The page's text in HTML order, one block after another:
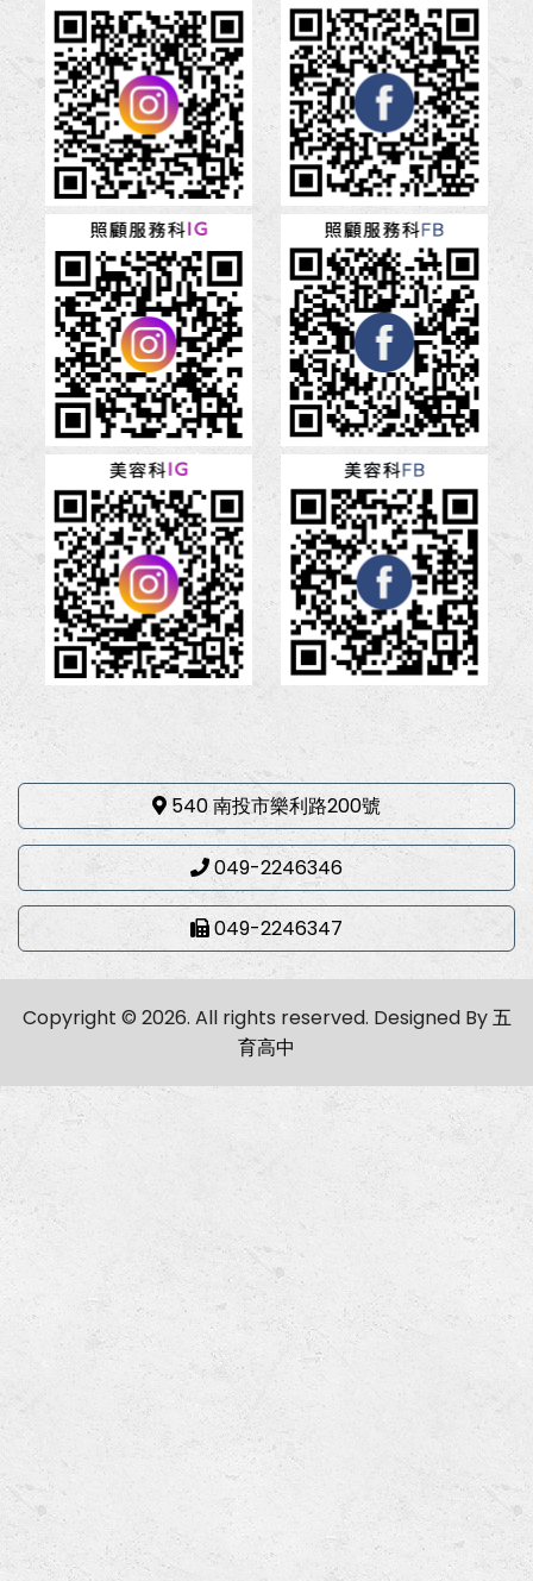
540 南投市樂利路200號
049-2246346
049-2246347
Copyright © 2026. All rights reserved. Designed By五
育高中